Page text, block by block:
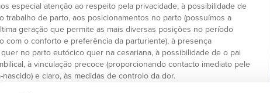
especial atenção ao respeito pela privacidade, à possibilidade de
trabalho de parto, aos posicionamentos no parto (possuímos a
geração que permite as mais diversas posições no período
com o conforto e preferência da parturiente), à presença
no parto eutócico quer na cesariana, à possibilidade de o pai
à vinculação precoce (proporcionando contacto imediato pele
e claro, às medidas de controlo da dor.
ser farmacológicas (analgesia epidural, máscara de gases,